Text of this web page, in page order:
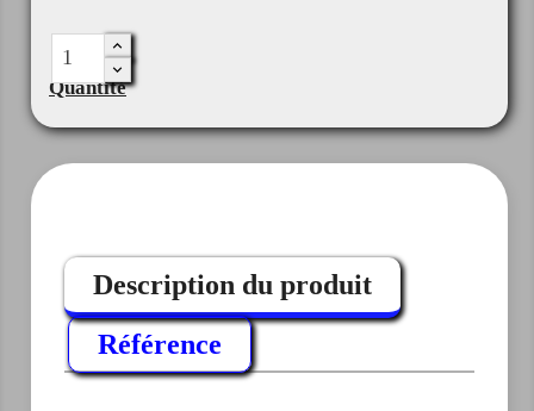
Quantité
Description du produit
Référence